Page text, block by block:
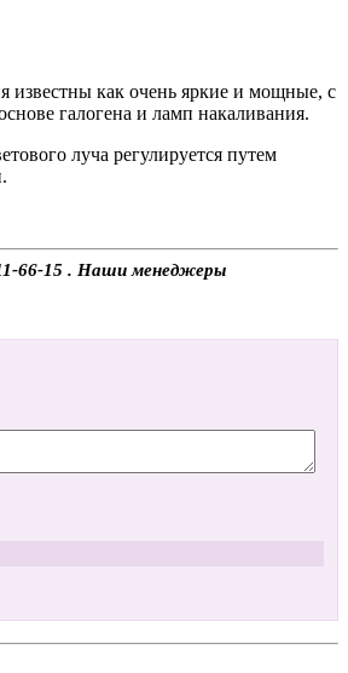
как очень яркие и мощные, с
галогена и ламп накаливания.
луча регулируется путем
66-15 . Наши менеджеры